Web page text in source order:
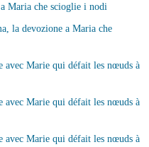
Maria che scioglie i nodi
la devozione a Maria che
avec Marie qui défait les nœuds à
avec Marie qui défait les nœuds à
avec Marie qui défait les nœuds à